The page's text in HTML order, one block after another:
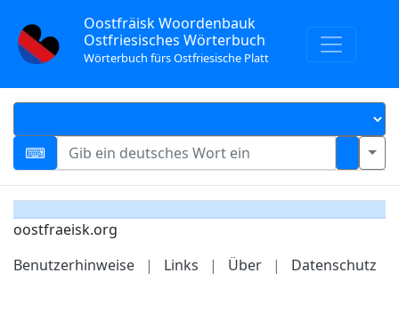
Oostfräisk Woordenbauk
Ostfriesisches Wörterbuch
Wörterbuch fürs Ostfriesische Platt
oostfraeisk.org
Benutzerhinweise
| Links | Über | Datenschutz